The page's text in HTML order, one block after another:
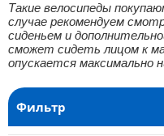
Такие велосипеды
случае рекомендуем
сиденьем и
сможет сидеть лицом к
опускается максимально
Фильтр